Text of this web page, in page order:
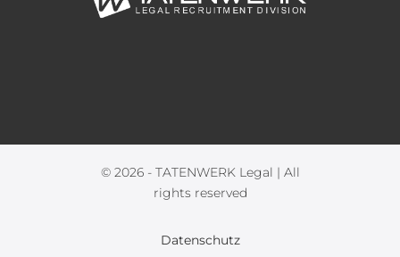
© 2026 - TATENWERK Legal | All
rights reserved
Datenschutz